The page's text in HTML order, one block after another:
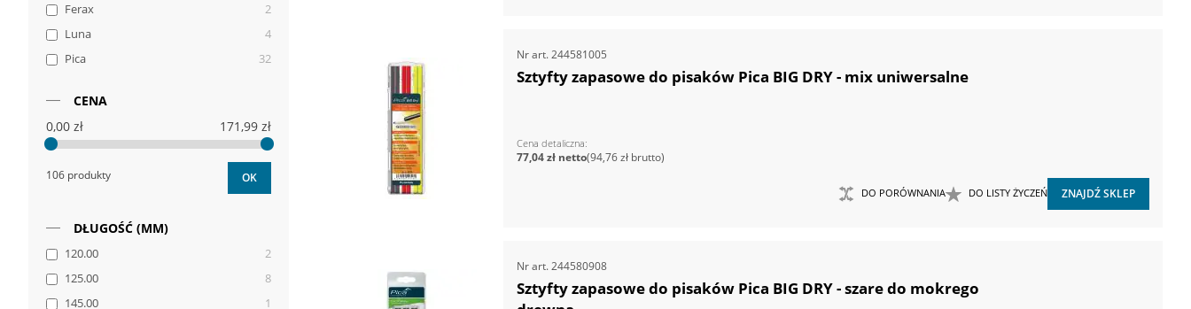
Nr art. 244581005
Sztyfty zapasowe do pisaków Pica BIG DRY - mix uniwersalne
Cena detaliczna
94,76 zł
77,04 zł
DO LISTY ŻYCZEŃ
DO PORÓWNANIA ZNAJDŹ SKLEP
Nr art. 244580908
Sztyfty zapasowe do pisaków Pica BIG DRY - szare do mokrego
Ferax
2
Luna
4
Pica
32
CENA
0,00 zł
171,99 zł
106 produkty OK
DŁUGOŚĆ (MM)
120.00
2
125.00
8
145.00
1